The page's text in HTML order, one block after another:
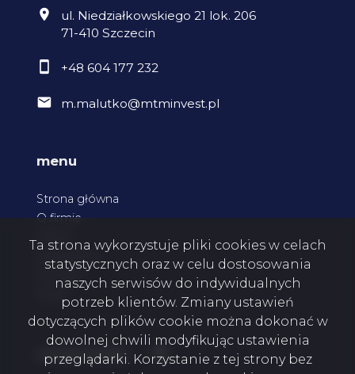
ul. Niedziałkowskiego 21 lok. 206
71-410 Szczecin
+48 604 177 232
m.malutko@mtminvest.pl
menu
Strona główna
O firmie
Kontakt
social media Facebook
Ta strona wykorzystuje pliki cookies w celach
statystycznych oraz w celu dostosowania
naszych serwisów do indywidualnych
potrzeb klientów. Zmiany ustawień
dotyczących plików cookie można dokonać w
dowolnej chwili modyfikując ustawienia
przeglądarki. Korzystanie z tej strony bez